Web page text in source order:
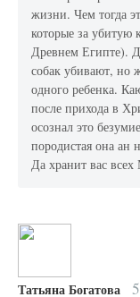
жизни. Чем тогда
которые за убитую
Древнем Египте).
собак убивают, но
одного ребенка.
после прихода в
осознал это
породистая она ан
Да хранит вас
Татьяна Богатова